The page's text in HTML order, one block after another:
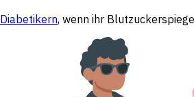
Diabetikern, wenn ihr